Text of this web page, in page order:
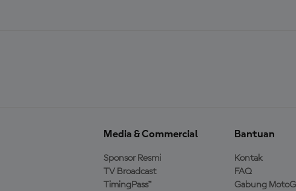
Media & Commercial
Sponsor Resmi
TV Broadcast
TimingPass™
Bantuan
Kontak
FAQ
Gabung